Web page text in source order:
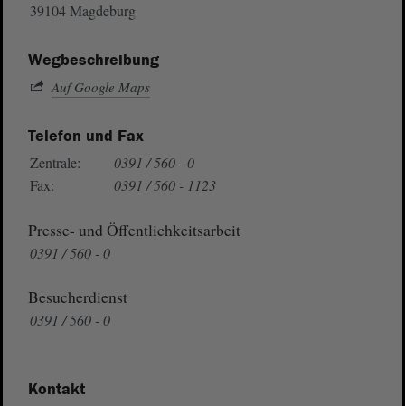
39104 Magdeburg
Wegbeschreibung
Auf Google Maps
Telefon und Fax
Zentrale:
0391 / 560 - 0
Fax:
0391 / 560 - 1123
Presse- und Öffentlichkeitsarbeit
0391 / 560 - 0
Besucherdienst
0391 / 560 - 0
Kontakt